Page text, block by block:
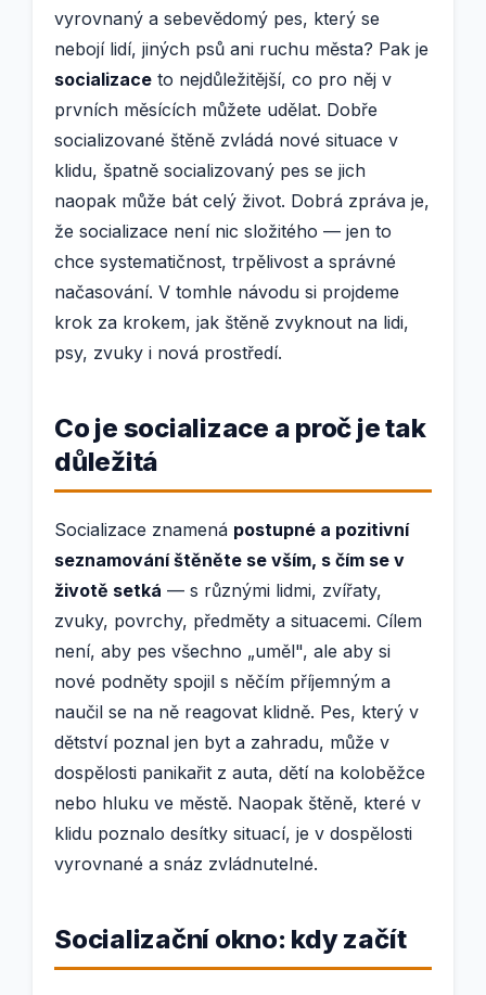
vyrovnaný a sebevědomý pes, který se
nebojí lidí, jiných psů ani ruchu města? Pak je
socializace to nejdůležitější, co pro něj v
prvních měsících můžete udělat. Dobře
socializované štěně zvládá nové situace v
klidu, špatně socializovaný pes se jich
naopak může bát celý život. Dobrá zpráva je,
že socializace není nic složitého — jen to
chce systematičnost, trpělivost a správné
načasování. V tomhle návodu si projdeme
krok za krokem, jak štěně zvyknout na lidi,
psy, zvuky i nová prostředí.
Co je socializace a proč je tak
důležitá
Socializace znamená postupné a pozitivní
seznamování štěněte se vším, s čím se v
životě setká — s různými lidmi, zvířaty,
zvuky, povrchy, předměty a situacemi. Cílem
není, aby pes všechno „uměl", ale aby si
nové podněty spojil s něčím příjemným a
naučil se na ně reagovat klidně. Pes, který v
dětství poznal jen byt a zahradu, může v
dospělosti panikařit z auta, dětí na koloběžce
nebo hluku ve městě. Naopak štěně, které v
klidu poznalo desítky situací, je v dospělosti
vyrovnané a snáz zvládnutelné.
Socializační okno: kdy začít